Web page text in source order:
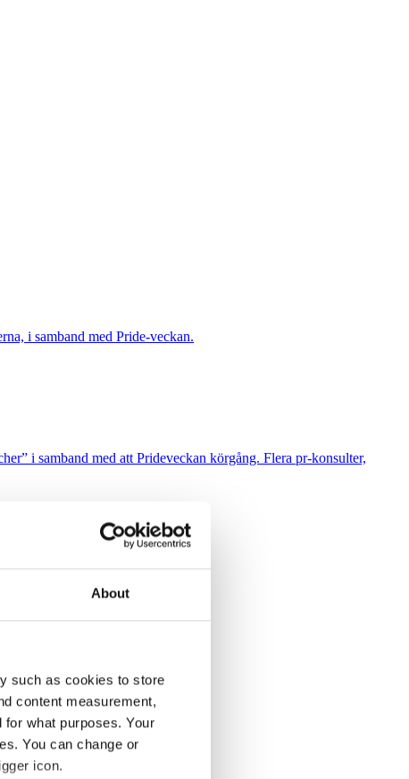
About
such as cookies to store
content measurement,
what purposes. Your
You can change or
icon.
i samband med Pride-veckan.
i samband med att Prideveckan körgång. Flera pr-konsulter,
Svenska Nyheter i SVT.
ledaren Ebba Busch tal.